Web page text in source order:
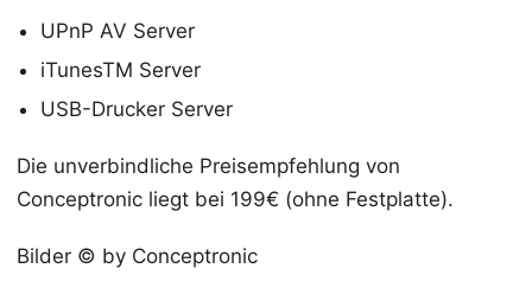
UPnP AV Server
iTunesTM Server
USB-Drucker Server
Die unverbindliche Preisempfehlung von
Conceptronic liegt bei 199€ (ohne Festplatte).
Bilder © by Conceptronic